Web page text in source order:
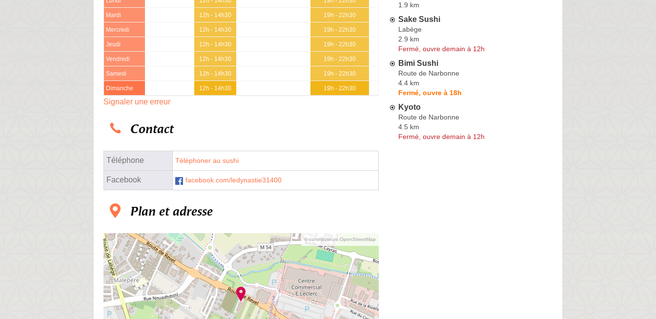
Mardi 12h - 14h30 19h - 22h30
Mercredi 12h - 14h30 19h - 22h30
Jeudi 12h - 14h30 19h - 22h30
Vendredi 12h - 14h30 19h - 22h30
Samedi 12h - 14h30 19h - 22h30
Dimanche 12h - 14h30 19h - 22h30
Signaler une erreur
Contact
Téléphone Téléphoner au sushi
Facebook facebook.com/ledynastie31400
Plan et adresse
© contributeurs OpenStreetMap
1.9 km
Sake Sushi
Labège
2.9 km
Fermé, ouvre demain à 12h
Bimi Sushi
Route de Narbonne
4.4 km
Fermé, ouvre à 18h
Kyoto
Route de Narbonne
4.5 km
Fermé, ouvre demain à 12h